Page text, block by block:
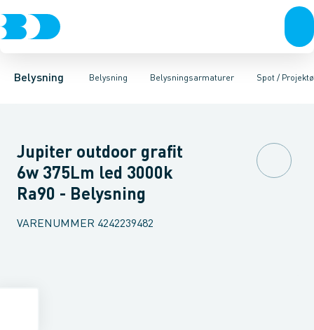
Belysning Belysning
Belysning Belysningsarmaturer
LyskilderBelysningsarmaturerLysstyringTilbehør tilSpot /
PendlerIndustriarmatur og halbelysningArmaturer for vej og
Jupiter outdoor grafit
6w 375Lm led 3000k
Ra90 - Belysning
VARENUMMER 4242239482